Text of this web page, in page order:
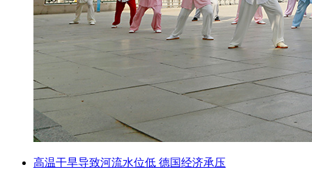
高温干旱导致河流水位低 德国经济承压